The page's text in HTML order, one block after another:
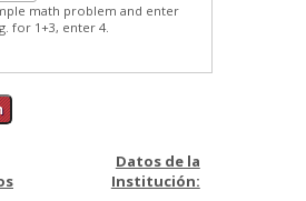
math problem and enter
for 1+3, enter 4.
Datos de la
Institución: